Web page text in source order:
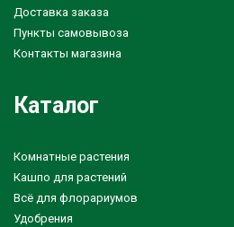
Доставка заказа
Пункты самовывоза
Контакты магазина
Каталог
Комнатные растения
Кашпо для растений
Всё для флорариумов
Удобрения